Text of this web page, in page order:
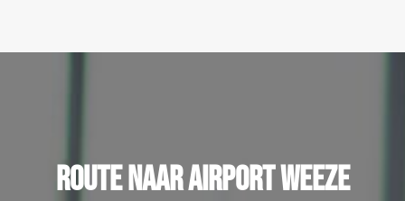
ROUTE NAAR AIRPORT WEEZE